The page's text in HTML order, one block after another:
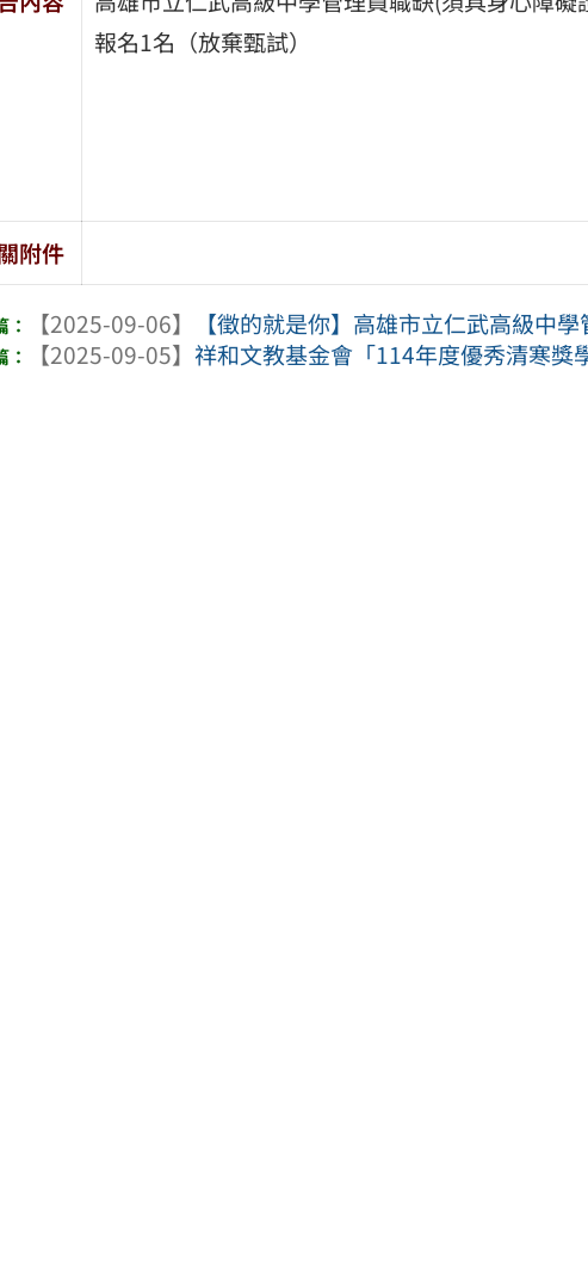
報名1名（放棄甄試）
附件
【2025-09-06】
【徵的就是你】高雄市立仁武高級中
【2025-09-05】祥和文教基金會「114年度優秀清寒獎